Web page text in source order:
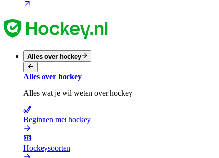
Alles over hockey
Alles over hockey
Alles wat je wil weten over hockey
Beginnen met hockey
Hockeysoorten